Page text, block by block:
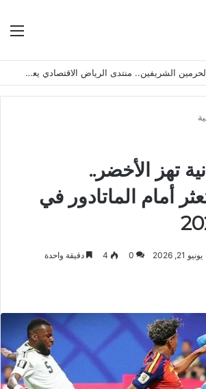
تحت رعاية خادم الحرمين الشريفين.. منتدى الرياض الاقتصادي يعقد دورته الـ(12) أكتوبر القادم
تهز الأخضر..
أمام الماتادور في
يونيو 21, 2026 0
4 دقيقة واحدة